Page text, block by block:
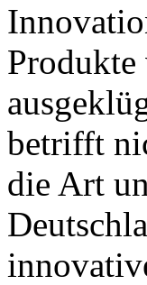
betrifft
die Art